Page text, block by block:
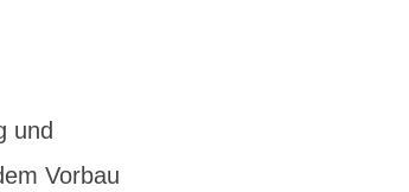
und
Vorbau